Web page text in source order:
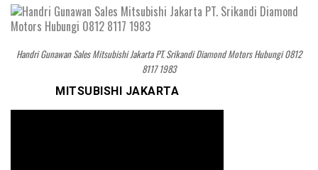
Handri Gunawan Sales Mitsubishi Jakarta PT. Srikandi Diamond Motors Hubungi 0812
8117 1983
MITSUBISHI JAKARTA